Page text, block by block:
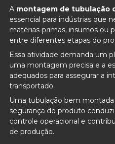
A montagem de tubulação
essencial para indústrias que
matérias-primas, insumos ou
entre diferentes etapas do
Essa atividade demanda um
uma montagem precisa e a
adequados para assegurar a
transportado.
Uma tubulação bem
segurança do produto
controle operacional e
de produção.